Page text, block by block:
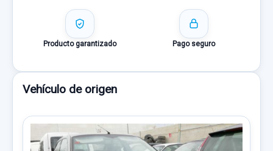
Producto garantizado Pago seguro
Vehículo de origen